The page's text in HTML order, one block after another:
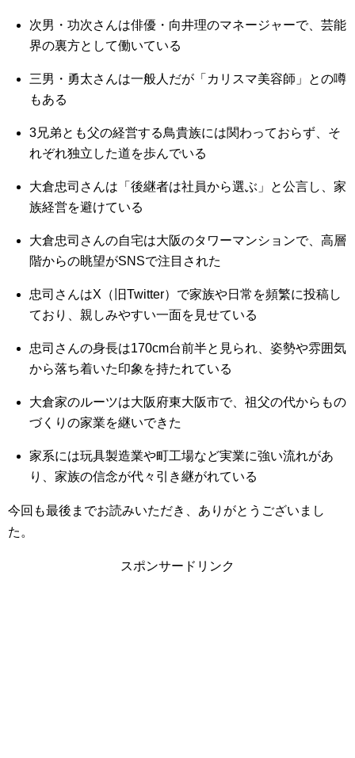
次男・功次さんは俳優・向井理のマネージャーで、芸能
界の裏方として働いている
三男・勇太さんは一般人だが「カリスマ美容師」との噂
もある
3兄弟とも父の経営する鳥貴族には関わっておらず、そ
れぞれ独立した道を歩んでいる
大倉忠司さんは「後継者は社員から選ぶ」と公言し、家
族経営を避けている
大倉忠司さんの自宅は大阪のタワーマンションで、高層
階からの眺望がSNSで注目された
忠司さんはX（旧Twitter）で家族や日常を頻繁に投稿し
ており、親しみやすい一面を見せている
忠司さんの身長は170cm台前半と見られ、姿勢や雰囲気
から落ち着いた印象を持たれている
大倉家のルーツは大阪府東大阪市で、祖父の代からもの
づくりの家業を継いできた
家系には玩具製造業や町工場など実業に強い流れがあ
り、家族の信念が代々引き継がれている
今回も最後までお読みいただき、ありがとうございまし
た。
スポンサードリンク